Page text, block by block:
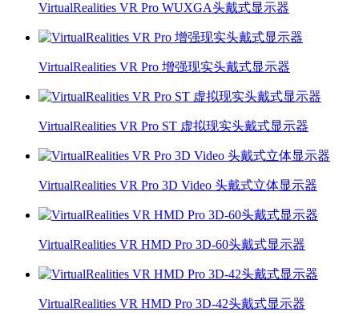
VirtualRealities VR Pro WUXGA头戴式显示器
VirtualRealities VR Pro 增强现实头戴式显示器
VirtualRealities VR Pro ST 虚拟现实头戴式显示器
VirtualRealities VR Pro 3D Video 头戴式立体显示器
VirtualRealities VR HMD Pro 3D-60头戴式显示器
VirtualRealities VR HMD Pro 3D-42头戴式显示器